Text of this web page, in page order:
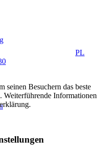
PL
seinen Besuchern das beste
Weiterführende Informationen